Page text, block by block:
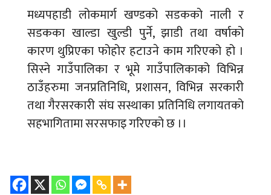
मध्यपहाडी लोकमार्ग खण्डको सडकको नाली र
सडकका खाल्डा खुल्डी पुर्ने, झाडी तथा वर्षाको
कारण थुप्रिएका फोहोर हटाउने काम गरिएको हो ।
सिस्ने गाउँपालिका र भूमे गाउँपालिकाको विभिन्न
ठाउँहरुमा जनप्रतिनिधि, प्रशासन, विभिन्न सरकारी
तथा गैरसरकारी संघ सस्थाका प्रतिनिधि लगायतको
सहभागितामा सरसफाइ गरिएको छ ।।